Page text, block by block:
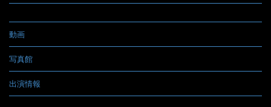
動画
写真館
出演情報